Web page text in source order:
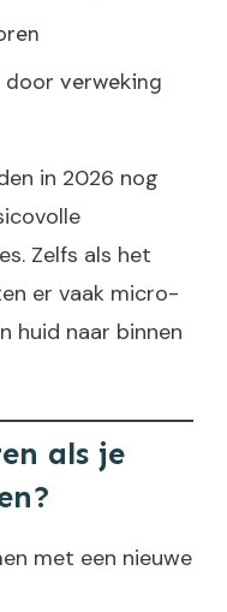
door verweking
in 2026 nog
Zelfs als het
er vaak micro-
huid naar binnen
als je
met een nieuwe